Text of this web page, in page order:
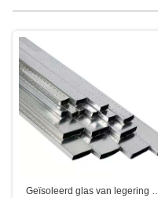
Geïsoleerd glas van legering 6